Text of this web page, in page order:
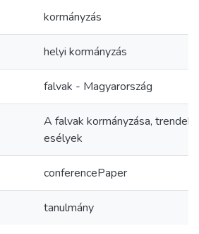
kormányzás
helyi kormányzás
falvak - Magyarország
A falvak kormányzása, trendek,
esélyek
conferencePaper
tanulmány